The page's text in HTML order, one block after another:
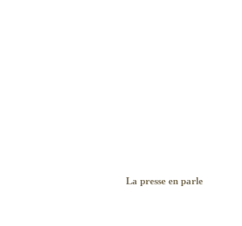
La presse en parle